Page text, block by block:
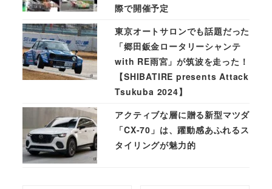
際で開催予定
東京オートサロンでも話題だった
「郷田鈑金ロータリーシャンテ
with RE雨宮」が筑波を走った！
【SHIBATIRE presents Attack
Tsukuba 2024】
アクティブな層に贈る新型マツダ
「CX-70」は、躍動感あふれるス
タイリングが魅力的